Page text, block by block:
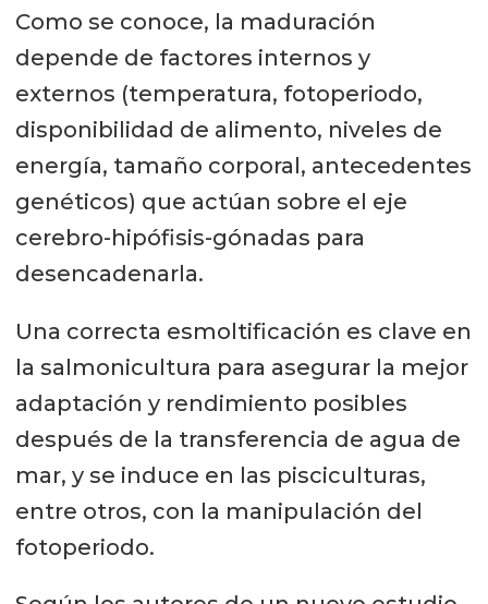
Como se conoce, la maduración
depende de factores internos y
externos (temperatura, fotoperiodo,
disponibilidad de alimento, niveles de
energía, tamaño corporal, antecedentes
genéticos) que actúan sobre el eje
cerebro-hipófisis-gónadas para
desencadenarla.
Una correcta esmoltificación es clave en
la salmonicultura para asegurar la mejor
adaptación y rendimiento posibles
después de la transferencia de agua de
mar, y se induce en las pisciculturas,
entre otros, con la manipulación del
fotoperiodo.